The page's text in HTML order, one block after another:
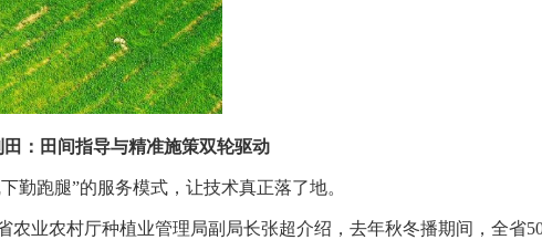
田：田间指导与精准施策双轮驱动
勤跑腿”的服务模式，让技术真正落了地。
业农村厅种植业管理局副局长张超介绍，去年秋冬播期间，全省